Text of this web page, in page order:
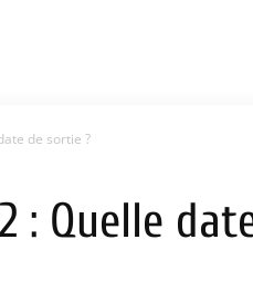
de sortie ?
: Quelle